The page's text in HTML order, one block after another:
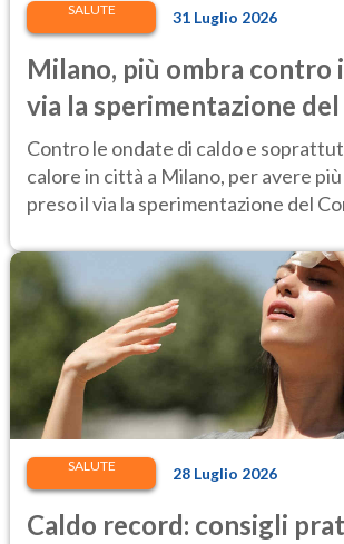
SALUTE 31 Luglio 2026
Milano, più ombra contro
via la sperimentazione
Contro le ondate di caldo e
calore in città a Milano, per avere
preso il via la sperimentazione del
SALUTE 28 Luglio 2026
Caldo record: consigli